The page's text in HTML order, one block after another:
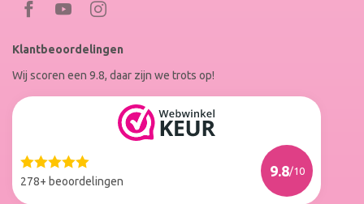
Bezoek
Facebook
op
Instagram
Klantbeoordelingen
Wij scoren een 9.8, daar zijn we trots op!
278+ beoordelingen
9.8/10
Web
Winkel